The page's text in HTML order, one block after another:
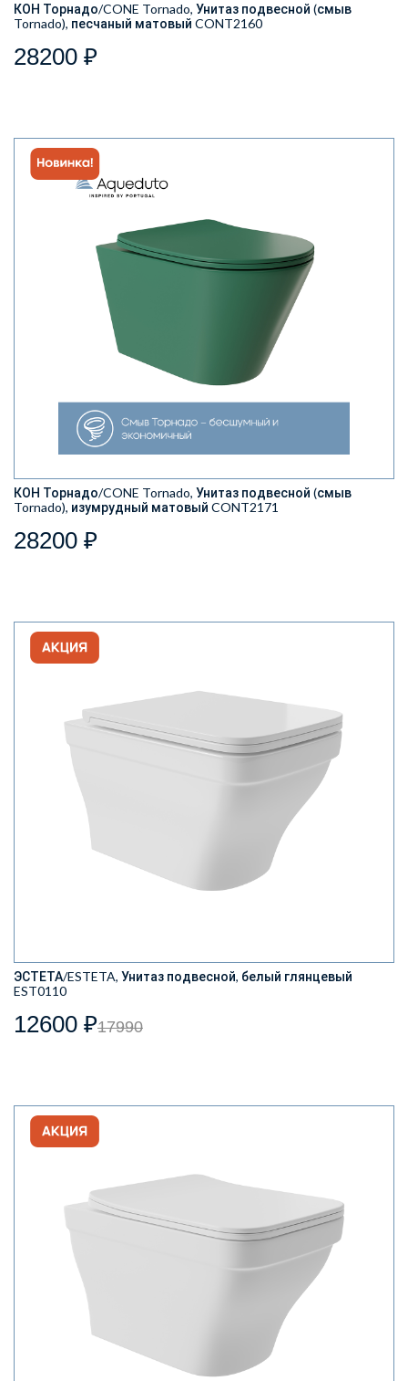
КОН Торнадо/CONE Tornado, Унитаз подвесной (смыв
Tornado), песчаный матовый CONT2160
28200 ₽
КОН Торнадо/CONE Tornado, Унитаз подвесной (смыв
Tornado), изумрудный матовый CONT2171
28200 ₽
ЭСТЕТА/ESTETA, Унитаз подвесной, белый глянцевый
EST0110
12600 ₽17990